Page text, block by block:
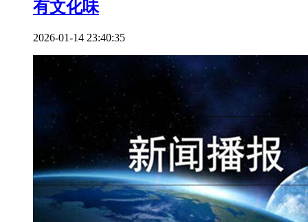
有文化味
2026-01-14 23:40:35